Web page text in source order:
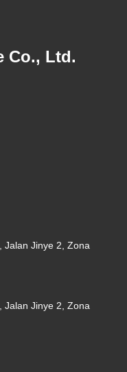
Co., Ltd.
Jalan Jinye 2, Zona
Jalan Jinye 2, Zona